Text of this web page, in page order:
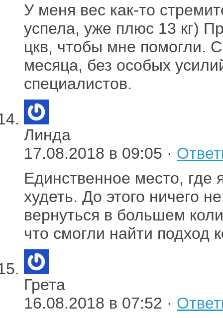
У меня вес как-то
успела, уже плюс 13 кг)
цкв, чтобы мне помогли.
месяца, без особых
специалистов.
Линда
17.08.2018 в 09:05 ·
Единственное место, где
худеть. До этого ничего
вернуться в большем
что смогли найти подход
Грета
16.08.2018 в 07:52 ·